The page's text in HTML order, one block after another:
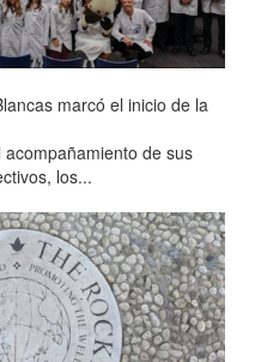
marcó el inicio de la
de sus
los...